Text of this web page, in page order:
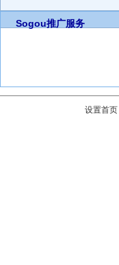
Sogou推广服务
设置首页